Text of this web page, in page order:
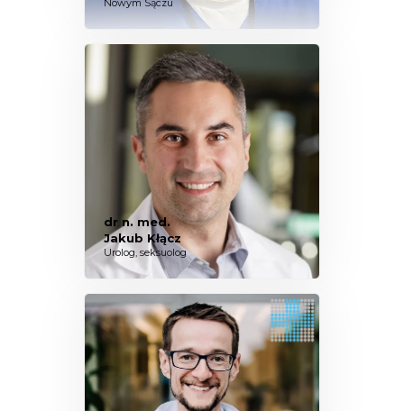
dr n. med.
Jakub Kłącz
Urolog, seksuolog